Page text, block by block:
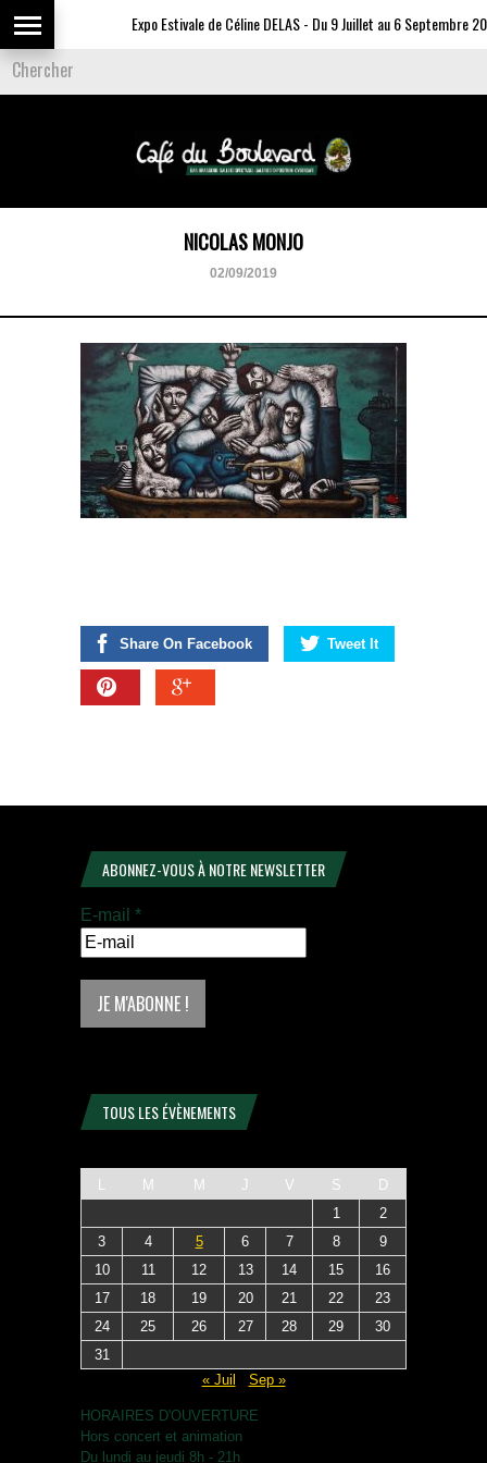
Expo Estivale de Céline DELAS - Du 9 Juillet au 6 Septembre
NICOLAS MONJO
02/09/2019
Share On Facebook Tweet It
ABONNEZ-VOUS À NOTRE NEWSLETTER
E-mail *
TOUS LES ÉVÈNEMENTS
L M M J V S
D
1
2
3
4 5 6 7 8
9
10
11 12 13 14 15
16
17
18 19 20 21 22
23
24
25 26 27 28 29
30
31
« Juil
Sep »
HORAIRES D'OUVERTURE
Hors concert et animation
Du lundi au jeudi 8h - 21h